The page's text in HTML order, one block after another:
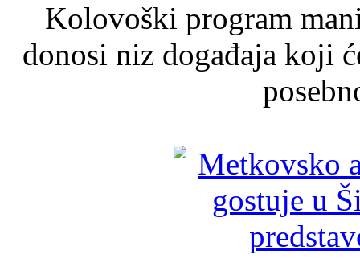
Kolovoški program
donosi niz događaja koji